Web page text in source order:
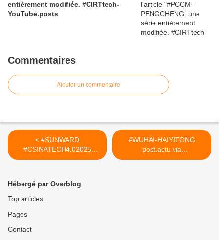
entièrement modifiée. #CIRTtech-
YouTube.posts
Commentaires
Ajouter un commentaire
< #SUNWARD
#CSINATECH4.02025
#CIRTtech-YouTube pelle
#WUHAI-HAIYITONG
post.actu via
CSINATECH4.02025
Hébergé par Overblog
Top articles
Pages
Contact